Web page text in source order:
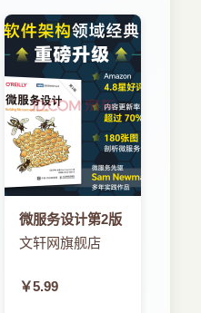
微服务设计第2版
文轩网旗舰店
￥5.99